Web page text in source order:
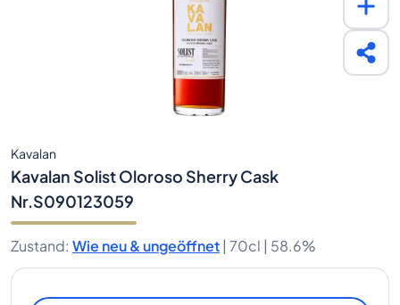
Kavalan
Kavalan Solist Oloroso Sherry Cask
Nr.S090123059
Zustand: Wie neu & ungeöffnet | 70cl | 58.6%